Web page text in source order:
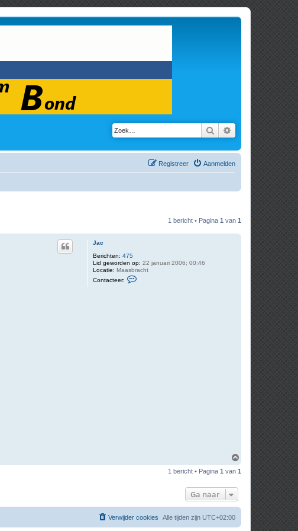
Zoek Uitgebreid zoeken
Aanmelden
Registreer
1 bericht • Pagina 1 van 1
Jac
Berichten: 475
Lid geworden op: 22 januari 2006; 00:46
Locatie: Maasbracht
Contacteer:
h
1 bericht • Pagina 1 van 1
Ga naar
Alle tijden zijn UTC+02:00
Verwijder cookies